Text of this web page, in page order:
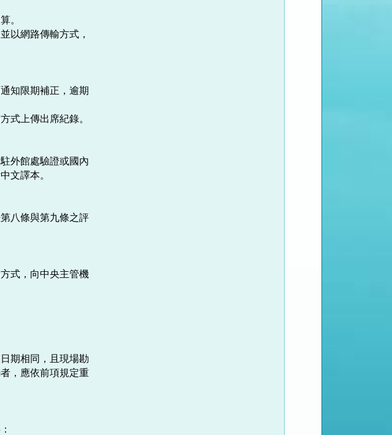
。
以網路傳輸方式，
知限期補正，逾期
式上傳出席紀錄。
外館處驗證或國內
文譯本。
八條與第九條之評
式，向中央主管機
期相同，且現場勘
，應依前項規定重